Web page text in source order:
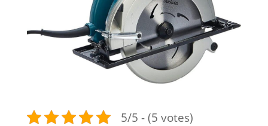
5/5 - (5 votes)